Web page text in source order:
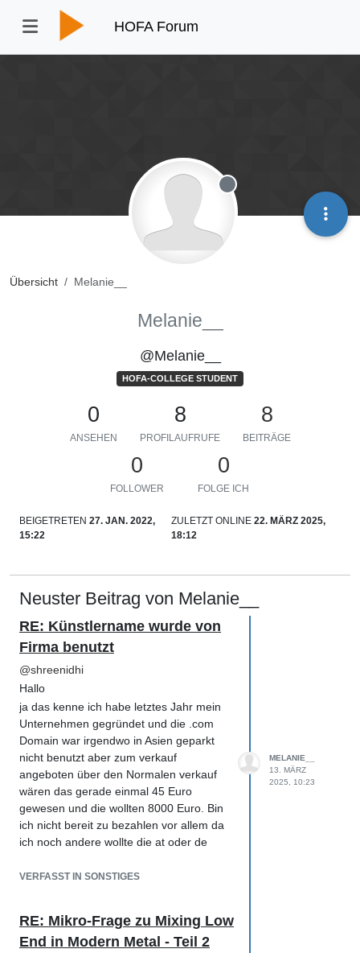
HOFA Forum
Übersicht Melanie__
Offline
Melanie__
@Melanie__
HOFA-COLLEGE STUDENT
0
ANSEHEN
8
PROFILAUFRUFE
8
BEITRÄGE
0
FOLLOWER
0
FOLGE ICH
BEIGETRETEN 27. JAN. 2022,
15:22
ZULETZT ONLINE 22. MÄRZ 2025,
18:12
Neuster Beitrag von Melanie__
RE: Künstlername wurde von
Firma benutzt
@shreenidhi
Hallo
ja das kenne ich habe letztes Jahr mein
Unternehmen gegründet und die .com
Domain war irgendwo in Asien geparkt
nicht benutzt aber zum verkauf
angeboten über den Normalen verkauf
wären das gerade einmal 45 Euro
gewesen und die wollten 8000 Euro. Bin
ich nicht bereit zu bezahlen vor allem da
ich noch andere wollte die at oder de
man in der EU ist.
Handelsklassen und damit sollte das
gehen so wie sich das Apple einmal
VERFASST IN SONSTIGES
MELANIE__
13. MÄRZ
2025, 10:23
RE: Mikro-Frage zu Mixing Low
End in Modern Metal - Teil 2